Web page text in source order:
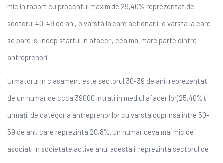
mic in raport cu procentul maxim de 29,40% reprezentat de
sectorul 40-49 de ani, o varsta la care actionarii, o varsta la care
se pare isi incep startul in afaceri, cea mai mare parte dintre
antreprenori.
Urmatorul in clasament este sectorul 30-39 de ani, reprezentat
de un numar de ccca 39000 intrati in mediul afacerilor(25,40%),
urmații de categoria antreprenorilor cu varsta cuprinsa intre 50-
59 de ani, care reprezinta 20,8%. Un numar ceva mai mic de
asociati in societate active anul acesta il reprezinta sectorul de